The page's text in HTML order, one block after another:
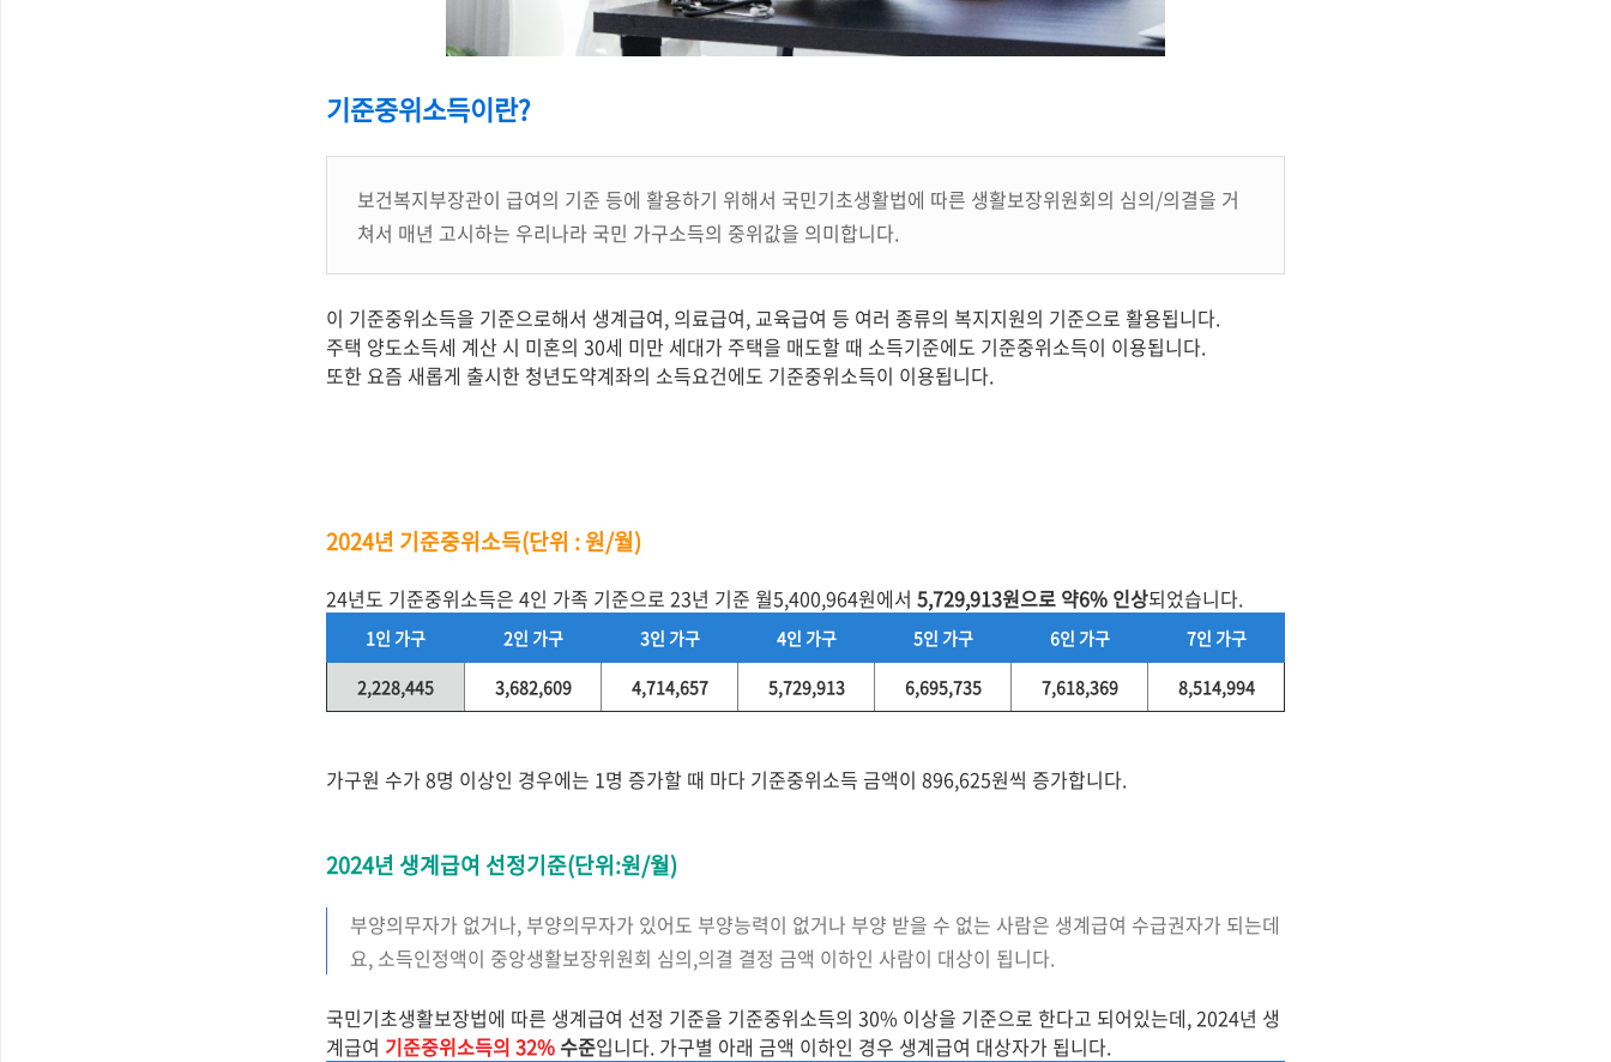
기준중위소득이란?
보건복지부장관이 급여의 기준 등에 활용하기 위해서 국민기초생활법에 따른 생활보장위원회의 심의/의결을 거
쳐서 매년 고시하는 우리나라 국민 가구소득의 중위값을 의미합니다.
이 기준중위소득을 기준으로해서 생계급여, 의료급여, 교육급여 등 여러 종류의 복지지원의 기준으로 활용됩니다.
주택 양도소득세 계산 시 미혼의 30세 미만 세대가 주택을 매도할 때 소득기준에도 기준중위소득이 이용됩니다.
또한 요즘 새롭게 출시한 청년도약계좌의 소득요건에도 기준중위소득이 이용됩니다.
2024년 기준중위소득(단위 : 원/월)
24년도 기준중위소득은 4인 가족 기준으로 23년 기준 월5,400,964원에서 5,729,913원으로 약6% 인상되었습니다.
1인 가구 2인 가구 3인 가구 4인 가구 5인 가구 6인 가구 7인 가구
2,228,445 3,682,609 4,714,657 5,729,913 6,695,735 7,618,369 8,514,994
가구원 수가 8명 이상인 경우에는 1명 증가할 때 마다 기준중위소득 금액이 896,625원씩 증가합니다.
2024년 생계급여 선정기준(단위:원/월)
부양의무자가 없거나, 부양의무자가 있어도 부양능력이 없거나 부양 받을 수 없는 사람은 생계급여 수급권자가 되는데
요, 소득인정액이 중앙생활보장위원회 심의,의결 결정 금액 이하인 사람이 대상이 됩니다.
국민기초생활보장법에 따른 생계급여 선정 기준을 기준중위소득의 30% 이상을 기준으로 한다고 되어있는데, 2024년 생
계급여 기준중위소득의 32%수준입니다. 가구별 아래 금액 이하인 경우 생계급여 대상자가 됩니다.